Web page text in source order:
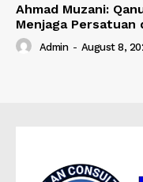
Ahmad Muzani:
Menjaga Persatuan
Admin - August 8,